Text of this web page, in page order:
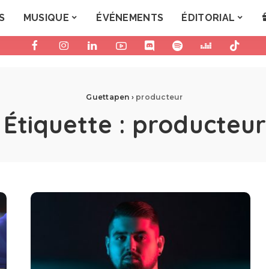
MUSIQUE ÉVÉNEMENTS ÉDITORIAL
Guettapen › producteur
Étiquette : producteur